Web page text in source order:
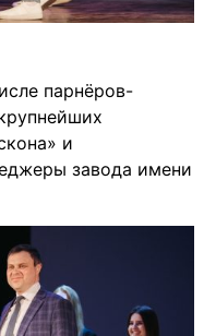
парнёров-
и
завода имени